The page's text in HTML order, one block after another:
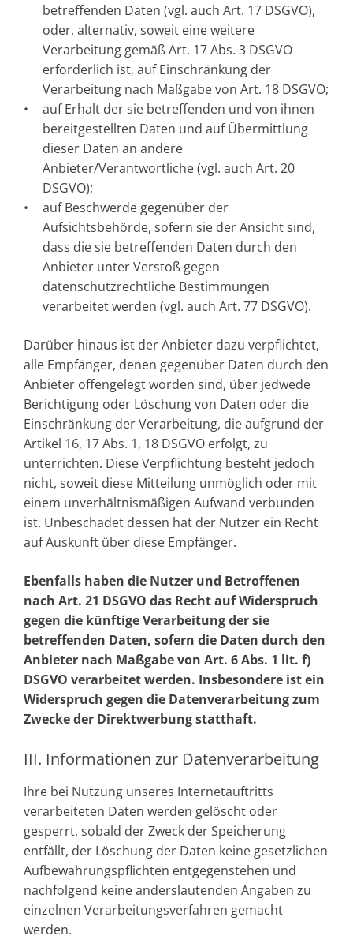
betreffenden Daten (vgl. auch Art. 17 DSGVO),
oder, alternativ, soweit eine weitere
Verarbeitung gemäß Art. 17 Abs. 3 DSGVO
erforderlich ist, auf Einschränkung der
Verarbeitung nach Maßgabe von Art. 18 DSGVO;
auf Erhalt der sie betreffenden und von ihnen
bereitgestellten Daten und auf Übermittlung
dieser Daten an andere
Anbieter/Verantwortliche (vgl. auch Art. 20
DSGVO);
auf Beschwerde gegenüber der
Aufsichtsbehörde, sofern sie der Ansicht sind,
dass die sie betreffenden Daten durch den
Anbieter unter Verstoß gegen
datenschutzrechtliche Bestimmungen
verarbeitet werden (vgl. auch Art. 77 DSGVO).
Darüber hinaus ist der Anbieter dazu verpflichtet,
alle Empfänger, denen gegenüber Daten durch den
Anbieter offengelegt worden sind, über jedwede
Berichtigung oder Löschung von Daten oder die
Einschränkung der Verarbeitung, die aufgrund der
Artikel 16, 17 Abs. 1, 18 DSGVO erfolgt, zu
unterrichten. Diese Verpflichtung besteht jedoch
nicht, soweit diese Mitteilung unmöglich oder mit
einem unverhältnismäßigen Aufwand verbunden
ist. Unbeschadet dessen hat der Nutzer ein Recht
auf Auskunft über diese Empfänger.
Ebenfalls haben die Nutzer und Betroffenen
nach Art. 21 DSGVO das Recht auf Widerspruch
gegen die künftige Verarbeitung der sie
betreffenden Daten, sofern die Daten durch den
Anbieter nach Maßgabe von Art. 6 Abs. 1 lit. f)
DSGVO verarbeitet werden. Insbesondere ist ein
Widerspruch gegen die Datenverarbeitung zum
Zwecke der Direktwerbung statthaft.
III. Informationen zur Datenverarbeitung
Ihre bei Nutzung unseres Internetauftritts
verarbeiteten Daten werden gelöscht oder
gesperrt, sobald der Zweck der Speicherung
entfällt, der Löschung der Daten keine gesetzlichen
Aufbewahrungspflichten entgegenstehen und
nachfolgend keine anderslautenden Angaben zu
einzelnen Verarbeitungsverfahren gemacht
werden.